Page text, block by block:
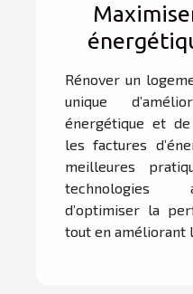
Rénover un
unique
énergétique et
les factures
meilleures
technologies
d’optimiser la
tout en améliorant